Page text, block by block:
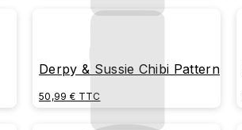
Derpy & Sussie Chibi Pattern
50,99 € TTC